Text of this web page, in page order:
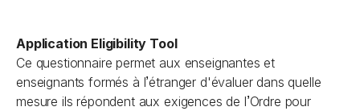
Application Eligibility Tool
Ce questionnaire permet aux enseignantes et
enseignants formés à l’étranger d'évaluer dans quelle
mesure ils répondent aux exigences de l’Ordre pour